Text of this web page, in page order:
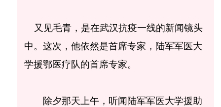
又见毛青，是在武汉抗疫一线的新闻镜头
中。这次，他依然是首席专家，陆军军医大
学援鄂医疗队的首席专家。
除夕那天上午，听闻陆军军医大学援助